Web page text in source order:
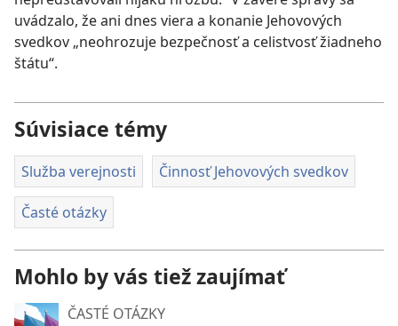
uvádzalo, že ani dnes viera a konanie Jehovových
svedkov „neohrozuje bezpečnosť a celistvosť žiadneho
štátu“.
Súvisiace témy
Služba verejnosti Činnosť Jehovových svedkov
Časté otázky
Mohlo by vás tiež zaujímať
ČASTÉ OTÁZKY